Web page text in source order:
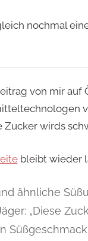
nochmal
von mir auf
Zucker wirds
bleibt wieder
ähnliche
„Diese